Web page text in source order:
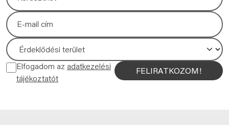
Elfogadom az adatkezelési
tájékoztatót
FELIRATKOZOM!